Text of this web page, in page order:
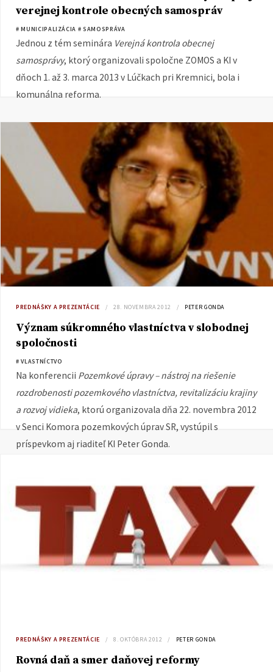
verejnej kontrole obecných samospráv
# MUNICIPALIZÁCIA # SAMOSPRÁVA
Jednou z tém seminára Verejná kontrola obecnej
samosprávy, ktorý organizovali spoločne ZOMOS a KI v
dňoch 1. až 3. marca 2013 v Lúčkach pri Kremnici, bola i
komunálna reforma.
PREDNÁŠKY A PREZENTÁCIE 28. NOVEMBRA 2012 PETER GONDA
Význam súkromného vlastníctva v slobodnej
spoločnosti
# VLASTNÍCTVO
Na konferencii Pozemkové úpravy – nástroj na riešenie
rozdrobenosti pozemkového vlastníctva, revitalizáciu krajiny
a rozvoj vidieka, ktorú organizovala dňa 22. novembra 2012
v Senci Komora pozemkových úprav SR, vystúpil s
príspevkom aj riaditeľ KI Peter Gonda.
PREDNÁŠKY A PREZENTÁCIE 8. OKTÓBRA 2012 PETER GONDA
Rovná daň a smer daňovej reformy